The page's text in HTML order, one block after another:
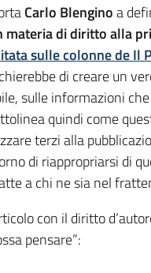
Carlo Blenginoa
materia di diritto alla
sulle colonne de Il
di creare un
sulle informazioni
quindi come
terzi alla
di riappropriarsi di
a chi ne sia nel
con il diritto
pensare”: